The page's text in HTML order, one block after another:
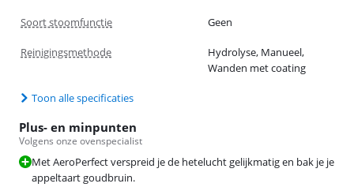
Soort stoomfunctie Geen
Reinigingsmethode
Hydrolyse, Manueel,
Wanden met coating
Toon alle specificaties
Plus- en minpunten
Volgens onze ovenspecialist
Met AeroPerfect verspreid je de hetelucht gelijkmatig en bak je je
appeltaart goudbruin.